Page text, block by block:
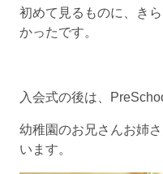
初めて見るものに、き
かったです。
入会式の後は、
幼稚園のお兄さんお姉
います。